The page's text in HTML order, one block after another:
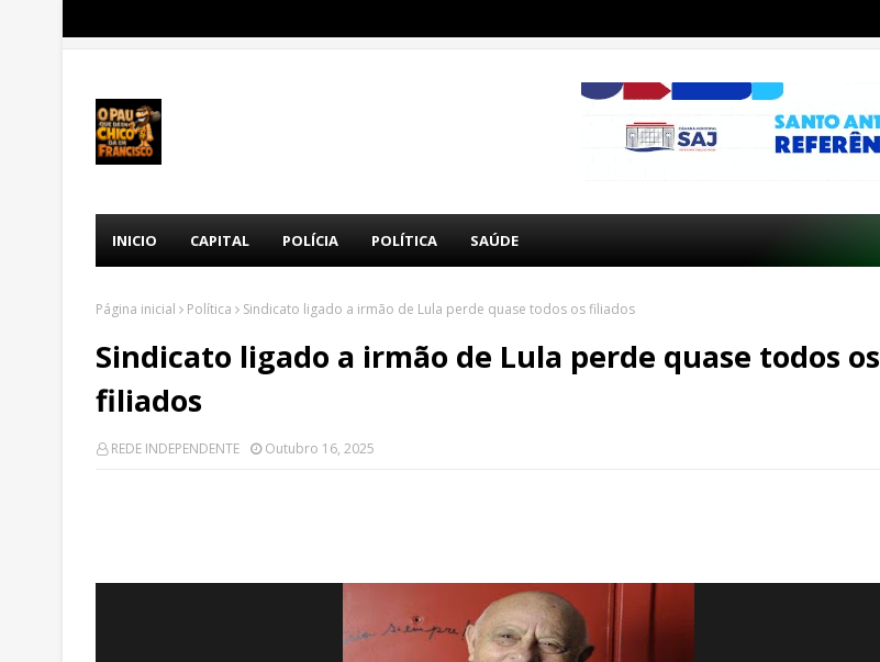
INICIO CAPITAL POLÍCIA POLÍTICA SAÚDE
Página inicial Política Sindicato ligado a irmão de Lula perde quase todos os filiados
Sindicato ligado a irmão de Lula perde quase todos os
filiados
REDE INDEPENDENTE Outubro 16, 2025